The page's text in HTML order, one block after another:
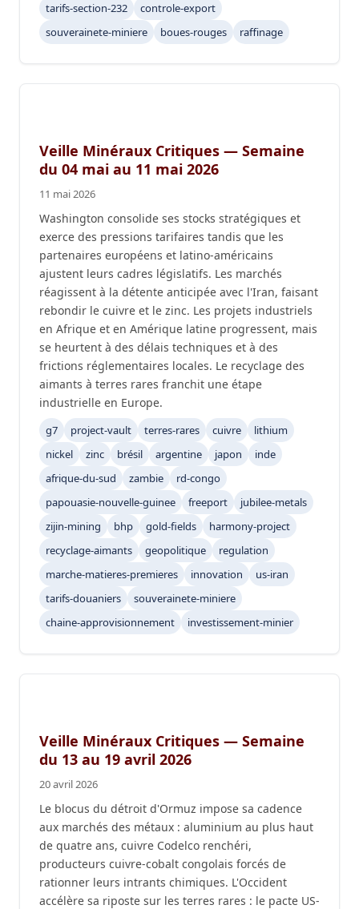
tarifs-section-232
controle-export
souverainete-miniere
boues-rouges raffinage
Veille Minéraux Critiques — Semaine
du 04 mai au 11 mai 2026
11 mai 2026
Washington consolide ses stocks stratégiques et
exerce des pressions tarifaires tandis que les
partenaires européens et latino-américains
ajustent leurs cadres législatifs. Les marchés
réagissent à la détente anticipée avec l'Iran, faisant
rebondir le cuivre et le zinc. Les projets industriels
en Afrique et en Amérique latine progressent, mais
se heurtent à des délais techniques et à des
frictions réglementaires locales. Le recyclage des
aimants à terres rares franchit une étape
industrielle en Europe.
g7 project-vault terres-rares cuivre
lithium
nickel
zinc brésil argentine japon
inde
afrique-du-sud
zambie
rd-congo
papouasie-nouvelle-guinee
freeport
jubilee-metals
zijin-mining
bhp gold-fields
harmony-project
recyclage-aimants
geopolitique
regulation
marche-matieres-premieres
innovation
us-iran
tarifs-douaniers
souverainete-miniere
chaine-approvisionnement
investissement-minier
Veille Minéraux Critiques — Semaine
du 13 au 19 avril 2026
20 avril 2026
Le blocus du détroit d'Ormuz impose sa cadence
aux marchés des métaux : aluminium au plus haut
de quatre ans, cuivre Codelco renchéri,
producteurs cuivre-cobalt congolais forcés de
rationner leurs intrants chimiques. L'Occident
accélère sa riposte sur les terres rares : le pacte US-